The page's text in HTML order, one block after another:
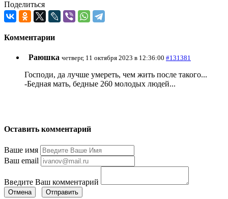
Поделиться
Комментарии
Раюшка четверг, 11 октября 2023 в 12:36:00 #131381
Господи, да лучше умереть, чем жить после такого...
-Бедная мать, бедные 260 молодых людей...
Оставить комментарий
Ваше имя
Ваш email
Введите Ваш комментарий
Отмена Отправить